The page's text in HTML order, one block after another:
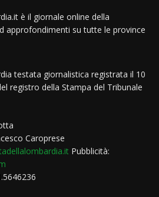
è il giornale online della
approfondimenti su tutte le province
testata giornalistica registrata il 10
registro della Stampa del Tribunale
Caroprese
Pubblicità: